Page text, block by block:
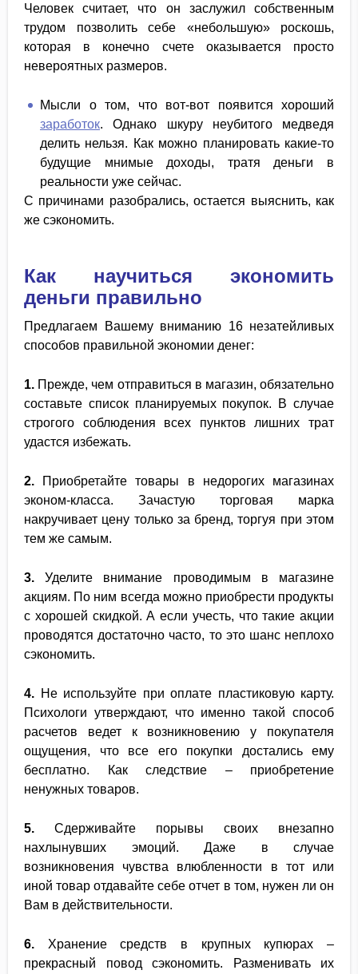
Человек считает, что он заслужил собственным
трудом позволить себе «небольшую» роскошь,
которая в конечно счете оказывается просто
невероятных размеров.
Мысли о том, что вот-вот появится хороший
заработок. Однако шкуру неубитого медведя
делить нельзя. Как можно планировать какие-то
будущие мнимые доходы, тратя деньги в
реальности уже сейчас.
С причинами разобрались, остается выяснить, как
же сэкономить.
Как научиться экономить
деньги правильно
Предлагаем Вашему вниманию 16 незатейливых
способов правильной экономии денег:
1. Прежде, чем отправиться в магазин, обязательно
составьте список планируемых покупок. В случае
строгого соблюдения всех пунктов лишних трат
удастся избежать.
2. Приобретайте товары в недорогих магазинах
эконом-класса. Зачастую торговая марка
накручивает цену только за бренд, торгуя при этом
тем же самым.
3. Уделите внимание проводимым в магазине
акциям. По ним всегда можно приобрести продукты
с хорошей скидкой. А если учесть, что такие акции
проводятся достаточно часто, то это шанс неплохо
сэкономить.
4. Не используйте при оплате пластиковую карту.
Психологи утверждают, что именно такой способ
расчетов ведет к возникновению у покупателя
ощущения, что все его покупки достались ему
бесплатно. Как следствие – приобретение
ненужных товаров.
5. Сдерживайте порывы своих внезапно
нахлынувших эмоций. Даже в случае
возникновения чувства влюбленности в тот или
иной товар отдавайте себе отчет в том, нужен ли он
Вам в действительности.
6. Хранение средств в крупных купюрах –
прекрасный повод сэкономить. Разменивать их